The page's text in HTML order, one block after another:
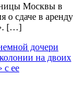
Москвы в
о сдаче в аренду
[…]
на двоих
с ее